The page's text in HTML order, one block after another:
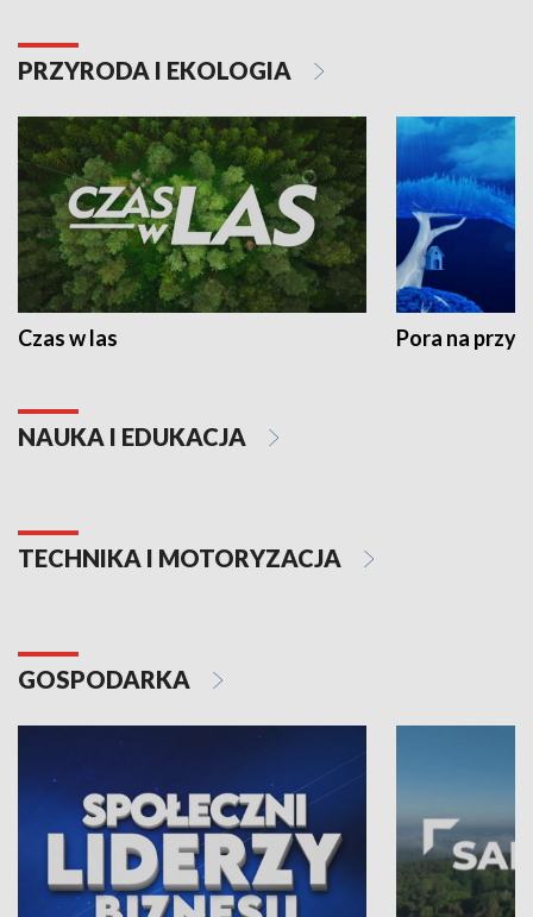
PRZYRODA I EKOLOGIA
Czas w las Pora na
NAUKA I EDUKACJA
TECHNIKA I MOTORYZACJA
GOSPODARKA